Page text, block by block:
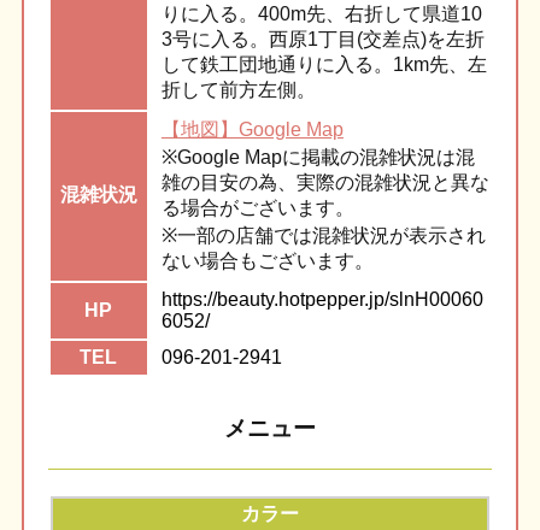
りに入る。400m先、右折して県道10
3号に入る。西原1丁目(交差点)を左折
して鉄工団地通りに入る。1km先、左
折して前方左側。
混雑状況
【地図】Google Map
※Google Mapに掲載の混雑状況は混
雑の目安の為、実際の混雑状況と異な
る場合がございます。
※一部の店舗では混雑状況が表示され
ない場合もございます。
HP
https://beauty.hotpepper.jp/slnH00060
6052/
TEL
096-201-2941
メニュー
カラー